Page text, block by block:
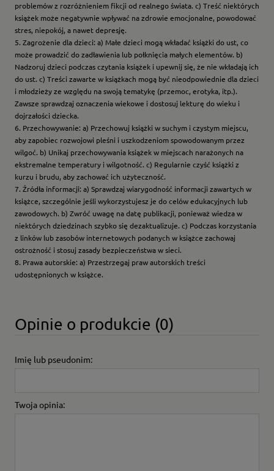
problemów z rozróżnieniem fikcji od realnego świata. c) Treść niektórych
książek może negatywnie wpływać na zdrowie emocjonalne, powodować
stres, niepokój, a nawet depresję.
5. Zagrożenie dla dzieci: a) Małe dzieci mogą wkładać książki do ust, co
może prowadzić do zadławienia lub połknięcia małych elementów. b)
Nadzoruj dzieci podczas czytania książek i upewnij się, że nie wkładają ich
do ust. c) Treści zawarte w książkach mogą być nieodpowiednie dla dzieci
i młodzieży ze względu na swoją tematykę (przemoc, erotyka, itp.).
Zawsze sprawdzaj oznaczenia wiekowe i dostosuj lekturę do wieku i
dojrzałości dziecka.
6. Przechowywanie: a) Przechowuj książki w suchym i czystym miejscu,
aby zapobiec rozwojowi pleśni i uszkodzeniom spowodowanym przez
wilgoć. b) Unikaj przechowywania książek w miejscach narażonych na
ekstremalne temperatury i wilgotność. c) Regularnie czyść książki z
kurzu i brudu, aby zachować ich użyteczność.
7. Źródła informacji: a) Sprawdzaj wiarygodność informacji zawartych w
książce, szczególnie jeśli wykorzystujesz je do celów edukacyjnych lub
zawodowych. b) Zwróć uwagę na datę publikacji, ponieważ wiedza w
niektórych dziedzinach szybko się dezaktualizuje. c) Podczas korzystania
z linków lub zasobów internetowych podanych w książce zachowaj
ostrożność i stosuj zasady bezpieczeństwa w sieci.
8. Prawa autorskie: a) Przestrzegaj praw autorskich treści
udostępnionych w książce.
Opinie o produkcie (0)
Imię lub pseudonim:
Twoja opinia: